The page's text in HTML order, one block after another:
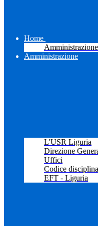
Home
Amministrazione
L'USR Liguria
Direzione
Uffici
Codice
EFT - Liguria